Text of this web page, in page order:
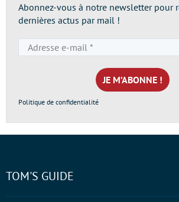
Abonnez-vous à notre newsletter pour
dernières actus par mail !
e-
mail
*
Politique de confidentialité
TOM'S GUIDE